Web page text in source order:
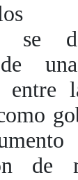
se
entre
de